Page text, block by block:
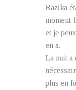
Razika
moment-
et je
en a.
La nuit a
plus en